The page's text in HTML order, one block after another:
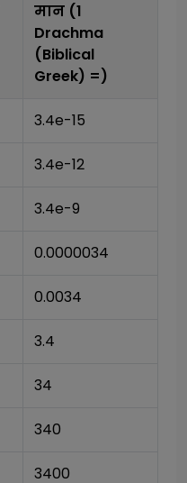
मान (1
Drachma
(Biblical
Greek) =)
3.4e-15
3.4e-12
3.4e-9
0.0000034
0.0034
3.4
34
340
3400